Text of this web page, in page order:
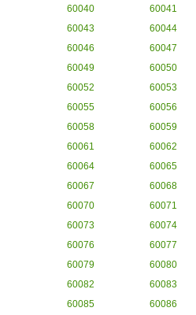
60040
60041
60043
60044
60046
60047
60049
60050
60052
60053
60055
60056
60058
60059
60061
60062
60064
60065
60067
60068
60070
60071
60073
60074
60076
60077
60079
60080
60082
60083
60085
60086